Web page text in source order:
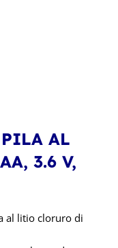
AL
3.6 V,
al litio cloruro di